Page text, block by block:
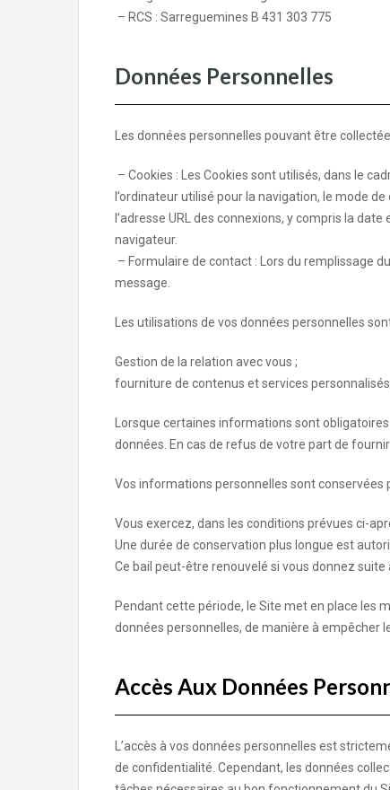
– RCS : Sarreguemines B 431 303 775
Données Personnelles
Les données personnelles pouvant être
– Cookies : Les Cookies sont utilisés, dans le
l’ordinateur utilisé pour la navigation, le mode
l’adresse URL des connexions, y compris la
navigateur.
– Formulaire de contact : Lors du remplissage
message.
Les utilisations de vos données personnelles
Gestion de la relation avec vous ;
fourniture de contenus et services
Lorsque certaines informations sont
données. En cas de refus de votre part de
Vos informations personnelles sont conservées
Vous exercez, dans les conditions prévues ci-
Une durée de conservation plus longue est
Ce bail peut-être renouvelé si vous donnez suite
Pendant cette période, le Site met en place les
données personnelles, de manière à empêcher
Accès Aux Données
L’accès à vos données personnelles est
de confidentialité. Cependant, les données